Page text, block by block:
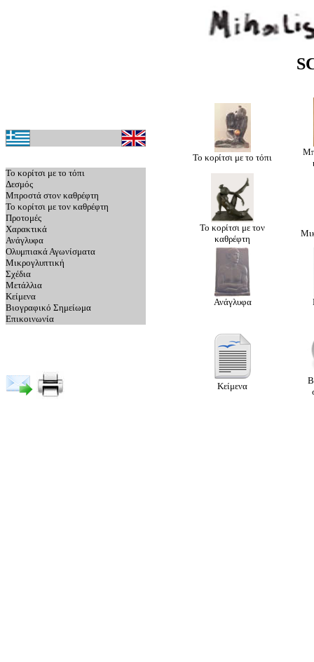
Το κορίτσι με το τόπι
Δεσμός
Μπροστά στον καθρέφτη
Το κορίτσι με τον καθρέφτη
Προτομές
Χαρακτικά
Ανάγλυφα
Ολυμπιακά Αγωνίσματα
Μικρογλυπτική
Σχέδια
Μετάλλια
Κείμενα
Βιογραφικό Σημείωμα
Επικοινωνία
Το κορίτσι με το τόπι
Το κορίτσι με τον
καθρέφτη
Ανάγλυφα
Κείμενα